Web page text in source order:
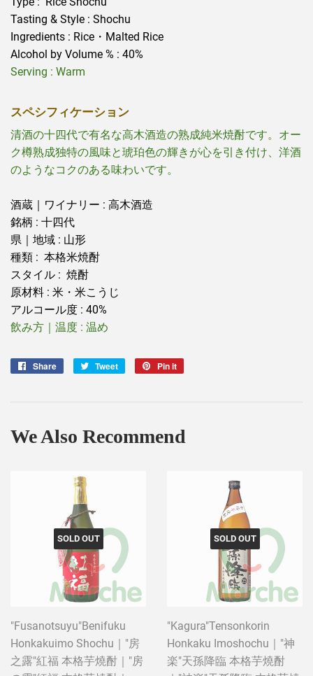
Tasting & Style : Shochu
Ingredients : Rice・Malted Rice
Alcohol by Volume % : 40%
Serving : Warm
スペシフィケーション
清酒の十四代で有名な高木酒造の熟成純米焼酎です。オー
ク樽熟成独特の風味と琥珀色の輝きが心を引き付け、洋酒
のようなコクのある味わいです。
酒蔵｜ワイナリー : 高木酒造
銘柄 : 十四代
県｜地域 : 山形
種類 : 本格米焼酎
スタイル : 焼酎
原材料 : 米・米こうじ
アルコール度 : 40%
飲み方｜温度 : 温め
Share
Share
Tweet
Tweet
Pin it
We Also Recommend
SOLD OUT
"Fusanotsuyu"Benifuku
Honkakuimo Shochu｜"房
之露"紅福 本格芋燒酎｜"房
SOLD OUT
"Kagura"Tensonkorin
Honkaku Imoshochu｜"神
楽"天孫降臨 本格芋燒酎